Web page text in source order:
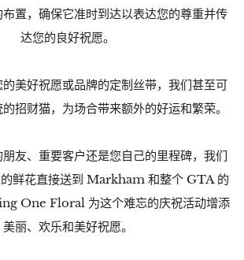
置，确保它准时到达以表达您的尊重并传
达您的良好祝愿。
美好祝愿或品牌的定制丝带，我们甚至可
招财猫，为场合带来额外的好运和繁荣。
友、重要客户还是您自己的里程碑，我们
鲜花直接送到 Markham 和整个 GTA 的
One Floral 为这个难忘的庆祝活动增添
美丽、欢乐和美好祝愿。